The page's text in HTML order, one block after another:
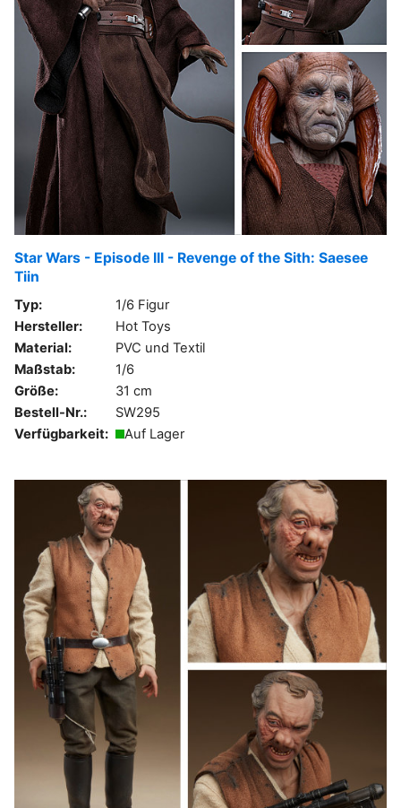
Star Wars - Episode III - Revenge of the Sith: Saesee
Tiin
Typ:
1/6 Figur
Hersteller:
Hot Toys
Material:
PVC und Textil
Maßstab:
1/6
Größe:
31 cm
Bestell-Nr.:
SW295
Verfügbarkeit:
Auf Lager